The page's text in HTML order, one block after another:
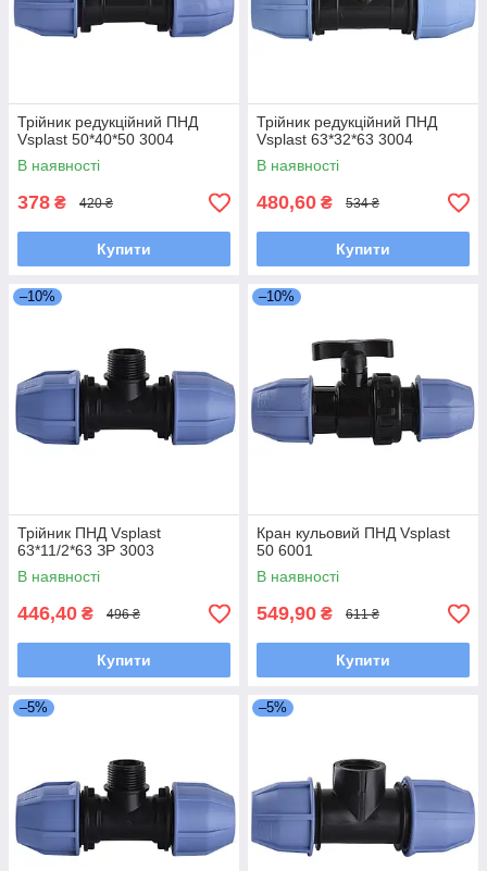
Трійник редукційний ПНД
Vsplast 50*40*50 3004
В наявності
378 ₴ 420 ₴
Купити
Трійник редукційний ПНД
Vsplast 63*32*63 3004
В наявності
480,60 ₴ 534 ₴
Купити
–10%
Трійник ПНД Vsplast
63*11/2*63 ЗР 3003
В наявності
446,40 ₴ 496 ₴
Купити
–10%
Кран кульовий ПНД Vsplast
50 6001
В наявності
549,90 ₴ 611 ₴
Купити
–5% –5%